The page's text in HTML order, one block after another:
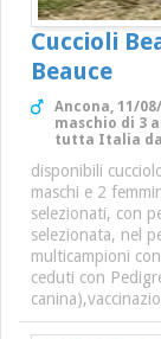
Cuccioli
Beauce
Ancona, 11/
maschio di 3
tutta Italia
disponibili
maschi e 2
selezionati, con
selezionata, nel
multicampioni
ceduti con